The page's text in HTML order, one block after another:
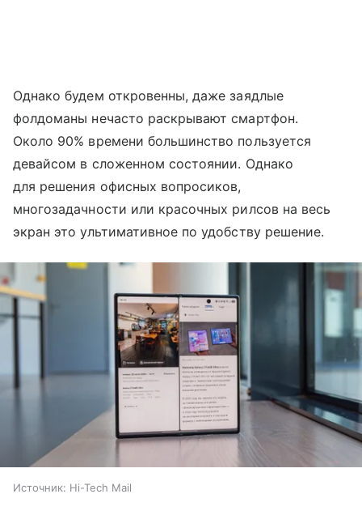
Однако будем откровенны, даже заядлые
фолдоманы нечасто раскрывают смартфон.
Около 90% времени большинство пользуется
девайсом в сложенном состоянии. Однако
для решения офисных вопросиков,
многозадачности или красочных рилсов на весь
экран это ультимативное по удобству решение.
Источник: Hi-Tech Mail